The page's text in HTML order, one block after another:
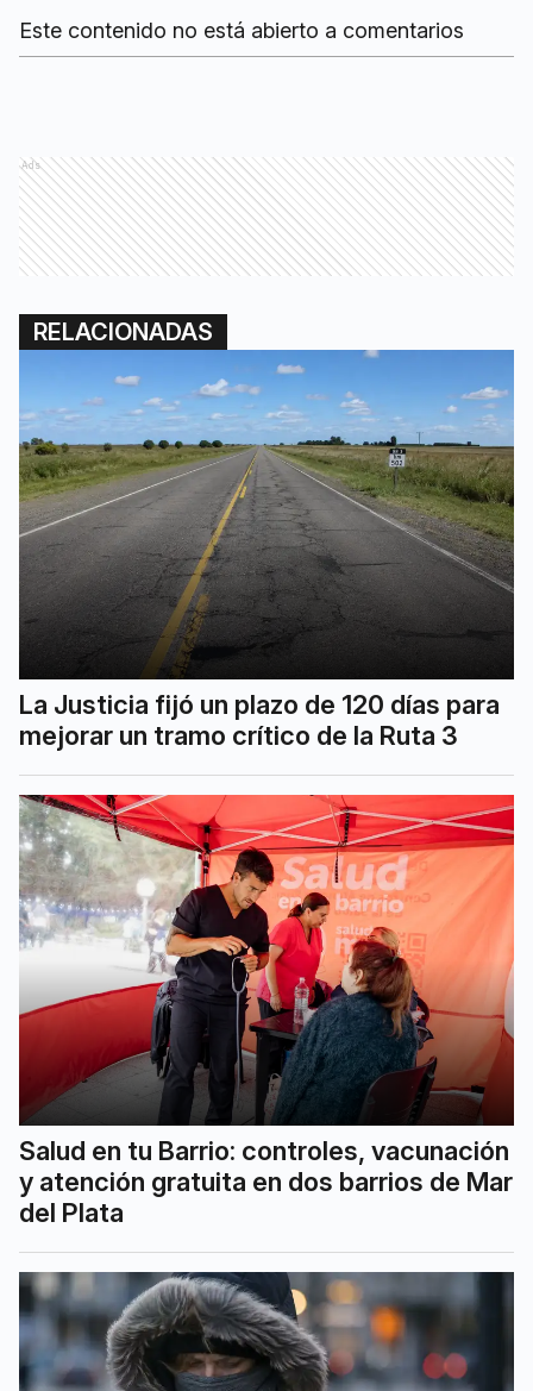
Este contenido no está abierto a comentarios
Ads
RELACIONADAS
La Justicia fijó un plazo de 120 días para
mejorar un tramo crítico de la Ruta 3
Salud en tu Barrio: controles, vacunación
y atención gratuita en dos barrios de Mar
del Plata